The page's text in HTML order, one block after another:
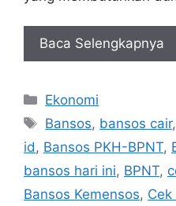
Baca Selengkapnya
Kategori
Ekonomi
Tag
Bansos, bansos cair,
id, Bansos PKH-BPNT,
bansos hari ini, BPNT,
Bansos Kemensos,